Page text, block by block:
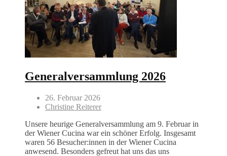
Generalversammlung 2026
26. Februar 2026
Christine Reiterer
Unsere heurige Generalversammlung am 9. Februar in
der Wiener Cucina war ein schöner Erfolg. Insgesamt
waren 56 Besucher:innen in der Wiener Cucina
anwesend. Besonders gefreut hat uns das uns